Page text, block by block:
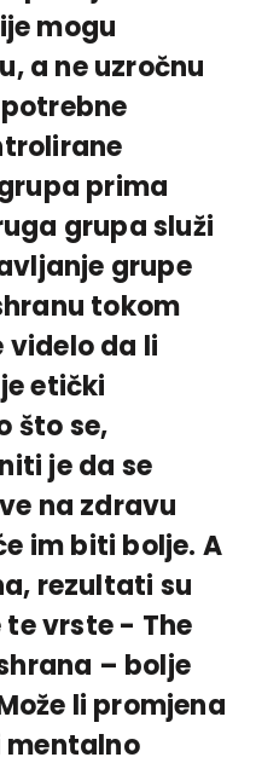
mogu
a ne uzročnu
prima
grupa služi
grupe
tokom
videlo da li
etički
što se,
je da se
na zdravu
im biti bolje. A
rezultati su
vrste - The
– bolje
li promjena
mentalno